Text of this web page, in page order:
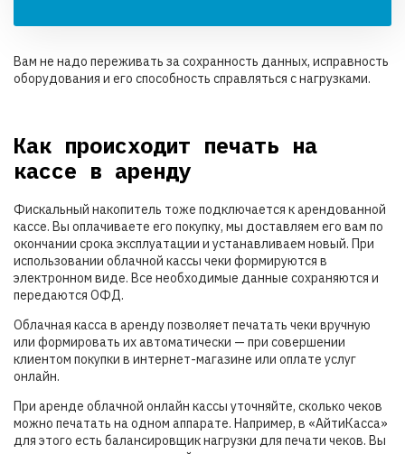
Вам не надо переживать за сохранность данных, исправность
оборудования и его способность справляться с нагрузками.
Как происходит печать на
кассе в аренду
Фискальный накопитель тоже подключается к арендованной
кассе. Вы оплачиваете его покупку, мы доставляем его вам по
окончании срока эксплуатации и устанавливаем новый. При
использовании облачной кассы чеки формируются в
электронном виде. Все необходимые данные сохраняются и
передаются ОФД.
Облачная касса в аренду позволяет печатать чеки вручную
или формировать их автоматически — при совершении
клиентом покупки в интернет-магазине или оплате услуг
онлайн.
При аренде облачной онлайн кассы уточняйте, сколько чеков
можно печатать на одном аппарате. Например, в «АйтиКасса»
для этого есть балансировщик нагрузки для печати чеков. Вы